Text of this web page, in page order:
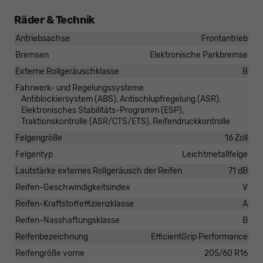
Räder & Technik
Antriebsachse
Frontantrieb
Bremsen
Elektronische Parkbremse
Externe Rollgeräuschklasse
B
Fahrwerk- und Regelungssysteme
Antiblockiersystem (ABS), Antischlupfregelung (ASR),
Elektronisches Stabilitäts-Programm (ESP),
Traktionskontrolle (ASR/CTS/ETS), Reifendruckkontrolle
Felgengröße
16 Zoll
Felgentyp
Leichtmetallfelge
Lautstärke externes Rollgeräusch der Reifen
71 dB
Reifen-Geschwindigkeitsindex
V
Reifen-Kraftstoffeffizienzklasse
A
Reifen-Nasshaftungsklasse
B
Reifenbezeichnung
EfficientGrip Performance
Reifengröße vorne
205/60 R16